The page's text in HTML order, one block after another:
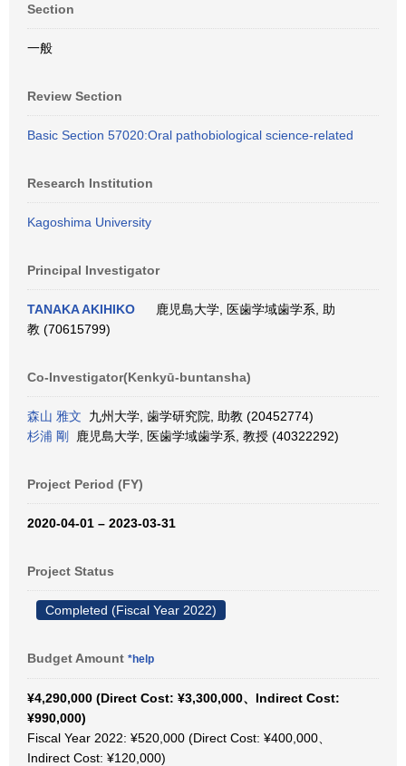
Section
一般
Review Section
Basic Section 57020:Oral pathobiological science-related
Research Institution
Kagoshima University
Principal Investigator
TANAKA AKIHIKO
鹿児島大学, 医歯学域歯学系, 助
教 (70615799)
Co-Investigator(Kenkyū-buntansha)
森山 雅文 九州大学, 歯学研究院, 助教 (20452774)
杉浦 剛
鹿児島大学, 医歯学域歯学系, 教授 (40322292)
Project Period (FY)
2020-04-01 – 2023-03-31
Project Status
Completed (Fiscal Year 2022)
Budget Amount *help
¥4,290,000 (Direct Cost: ¥3,300,000、Indirect Cost:
¥990,000)
Fiscal Year 2022: ¥520,000 (Direct Cost: ¥400,000、
Indirect Cost: ¥120,000)